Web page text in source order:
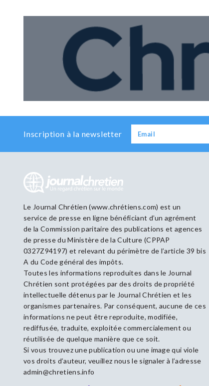
Inscription à la newsletter
Le Journal Chrétien (www.chrétiens.com) est un
service de presse en ligne bénéficiant d’un agrément
de la Commission paritaire des publications et agences
de presse du Ministère de la Culture (CPPAP
0327Z94197) et relevant du périmètre de l’article 39 bis
A du Code général des impôts.
Toutes les informations reproduites dans le Journal
Chrétien sont protégées par des droits de propriété
intellectuelle détenus par le Journal Chrétien et les
organismes partenaires. Par conséquent, aucune de ces
informations ne peut être reproduite, modifiée,
rediffusée, traduite, exploitée commercialement ou
réutilisée de quelque manière que ce soit.
Si vous trouvez une publication ou une image qui viole
vos droits d’auteur, veuillez nous le signaler à l’adresse
admin@chretiens.info